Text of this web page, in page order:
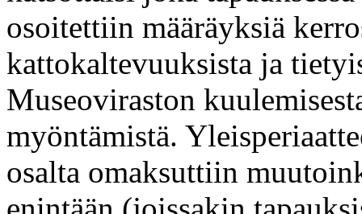
osoitettiin määräyksiä
kattokaltevuuksista ja
Museoviraston
myöntämistä.
osalta omaksuttiin